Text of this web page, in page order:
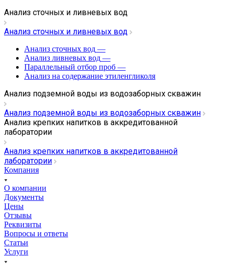
Анализ сточных и ливневых вод
Анализ сточных и ливневых вод
Анализ сточных вод —
Анализ ливневых вод —
Параллельный отбор проб —
Анализ на содержание этиленгликоля
Анализ подземной воды из водозаборных скважин
Анализ подземной воды из водозаборных скважин
Анализ крепких напитков в аккредитованной
лаборатории
Анализ крепких напитков в аккредитованной
лаборатории
Компания
О компании
Документы
Цены
Отзывы
Реквизиты
Вопросы и ответы
Статьи
Услуги